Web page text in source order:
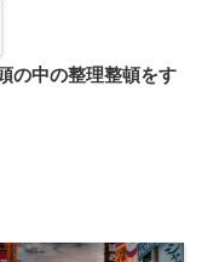
の中の整理整頓をす